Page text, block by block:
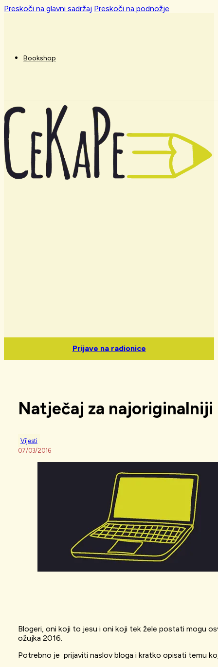
Preskoči na glavni sadržaj Preskoči na podnožje
Bookshop
Prijave na radionice
Natječaj za najoriginalniji
Vijesti
07/03/2016
Blogeri, oni koji to jesu i oni koji tek žele postati mogu
ožujka 2016.
Potrebno je prijaviti naslov bloga i kratko opisati temu